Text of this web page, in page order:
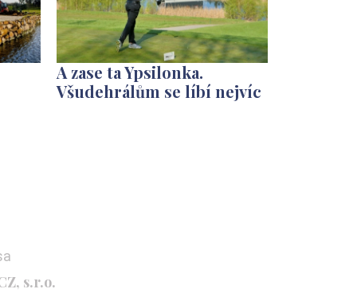
A zase ta Ypsilonka.
Všudehrálům se líbí nejvíc
s.r.o.